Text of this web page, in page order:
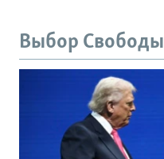
Выбор Свободы